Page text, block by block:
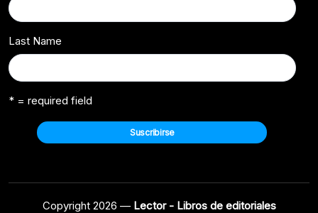
Last Name
* = required field
Copyright 2026 — Lector - Libros de editoriales